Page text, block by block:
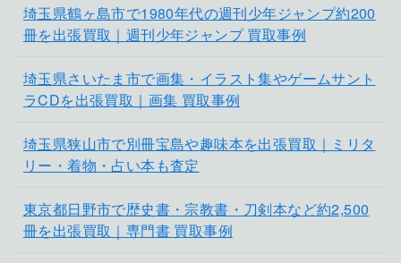
埼玉県鶴ヶ島市で1980年代の週刊少年ジャンプ約200
冊を出張買取｜週刊少年ジャンプ 買取事例
埼玉県さいたま市で画集・イラスト集やゲームサント
ラCDを出張買取｜画集 買取事例
埼玉県狭山市で別冊宝島や趣味本を出張買取｜ミリタ
リー・着物・占い本も査定
東京都日野市で歴史書・宗教書・刀剣本など約2,500
冊を出張買取｜専門書 買取事例